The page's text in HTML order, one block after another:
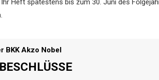
Heft spätestens bis zum 30. Juni des
BKK Akzo Nobel